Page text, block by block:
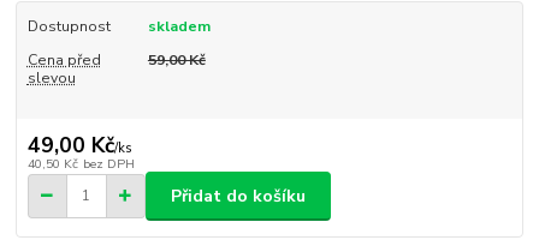
Dostupnost
skladem
Cena před
slevou
59,00 Kč
49,00 Kč/ks
40,50 Kč bez DPH
Přidat do košíku